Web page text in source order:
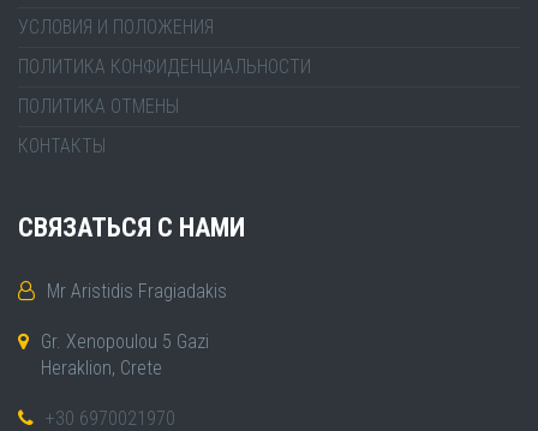
УСЛОВИЯ И ПОЛОЖЕНИЯ
ПОЛИТИКА КОНФИДЕНЦИАЛЬНОСТИ
ПОЛИТИКА ОТМЕНЫ
КОНТАКТЫ
СВЯЗАТЬСЯ С НАМИ
Mr Aristidis Fragiadakis
Gr. Xenopoulou 5 Gazi
Heraklion, Crete
+30 6970021970